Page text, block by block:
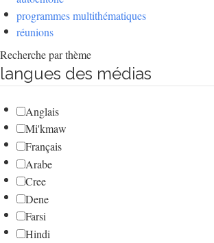
programmes multithématiques
réunions
Recherche par thème
langues des médias
Anglais
Mi'kmaw
Français
Arabe
Cree
Dene
Farsi
Hindi